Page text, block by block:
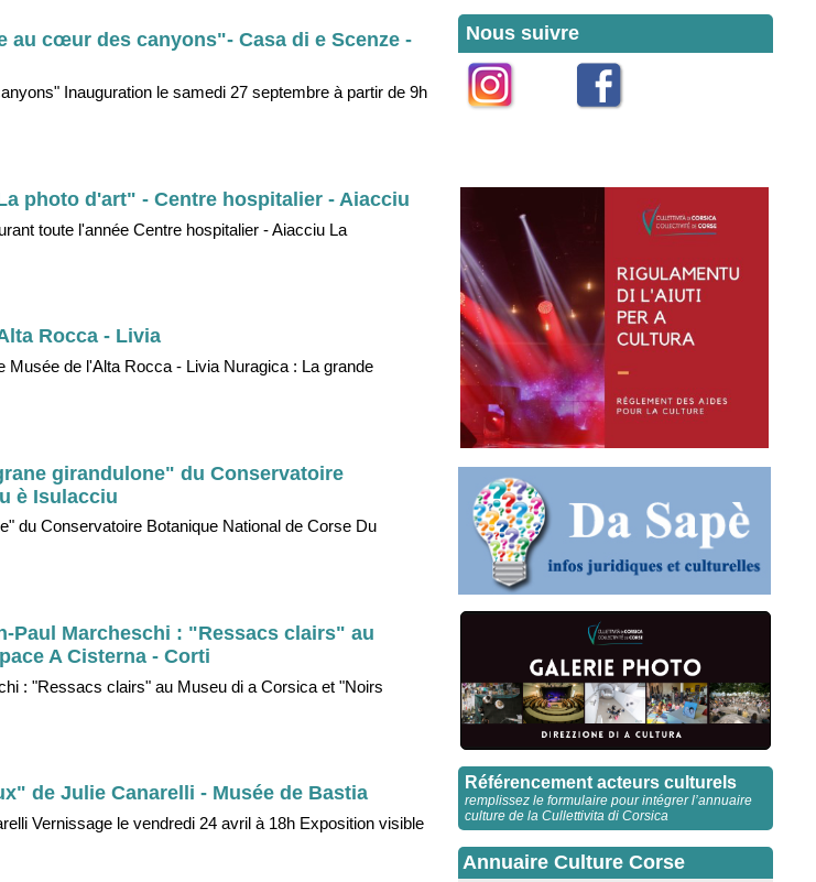
cœur des canyons"- Casa di e Scenze -
Inauguration le samedi 27 septembre à partir de 9h
photo d'art" - Centre hospitalier - Aiacciu
toute l'année Centre hospitalier - Aiacciu La
Rocca - Livia
de l'Alta Rocca - Livia Nuragica : La grande
girandulone" du Conservatoire
è Isulacciu
du Conservatoire Botanique National de Corse Du
Paul Marcheschi : "Ressacs clairs" au
A Cisterna - Corti
: "Ressacs clairs" au Museu di a Corsica et "Noirs
de Julie Canarelli - Musée de Bastia
Vernissage le vendredi 24 avril à 18h Exposition visible
Nous suivre
Référencement acteurs culturels
remplissez le formulaire pour intégrer l’annuaire
culture de la Cullettivita di Corsica
Annuaire Culture Corse